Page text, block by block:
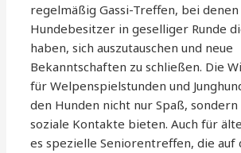
regelmäßig Gassi-Treffen, bei denen
Hundebesitzer in geselliger Runde
haben, sich auszutauschen und neue
Bekanntschaften zu schließen. Die
für Welpenspielstunden und
den Hunden nicht nur Spaß, sondern
soziale Kontakte bieten. Auch für
es spezielle Seniorentreffen, die auf